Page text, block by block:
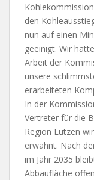
den
nun auf einen
geeinigt. Wir
Arbeit der
unsere
erarbeiteten
In der
Vertreter für die
Region Lützen
erwähnt. Nach
im Jahr 2035
Abbaufläche